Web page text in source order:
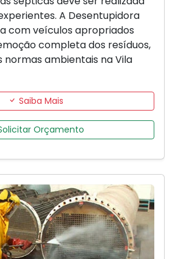
A Desentupidora
com veículos apropriados
completa dos resíduos,
normas ambientais na Vila
Saiba Mais
Orçamento